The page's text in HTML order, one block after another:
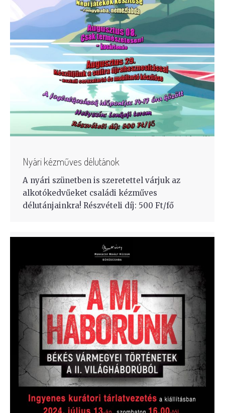
Nyári kézműves délutánok
A nyári szünetben is szeretettel várjuk az
alkotókedvűeket családi kézműves
délutánjainkra! Részvételi díj: 500 Ft/fő